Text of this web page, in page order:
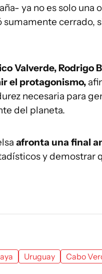
ya no es solo
sumamente cerrado,
Valverde, Rodrigo
el protagonismo,
necesaria para
del planeta.
afronta una final
y demostrar
Uruguay Cabo